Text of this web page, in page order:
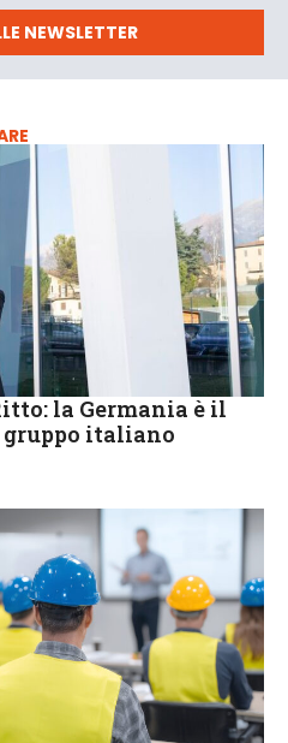
NEWSLETTER
la Germania è il
gruppo italiano